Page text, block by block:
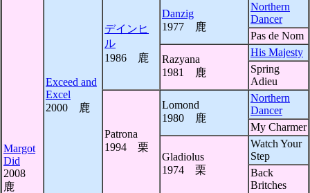
Margot
Did
2008
鹿
Exceed and
Excel
2000 鹿
デインヒ
ル
1986 鹿
Danzig
1977 鹿
Northern
Dancer
Pas de Nom
Razyana
1981 鹿
His Majesty
Spring
Adieu
Patrona
1994 栗
Lomond
1980 鹿
Northern
Dancer
My Charmer
Gladiolus
1974 栗
Watch Your
Step
Back
Britches